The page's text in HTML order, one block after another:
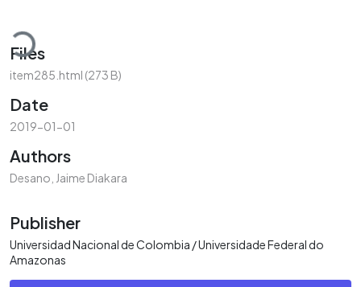
Files
item285.html (273 B)
Date
2019-01-01
Authors
Desano, Jaime Diakara
Publisher
Universidad Nacional de Colombia / Universidade Federal do
Amazonas